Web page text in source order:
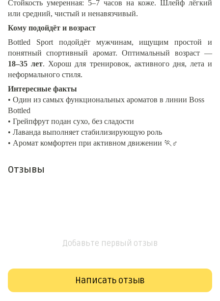
Стойкость умеренная: 5–7 часов на коже. Шлейф лёгкий
или средний, чистый и ненавязчивый.
Кому подойдёт и возраст
Bottled Sport подойдёт мужчинам, ищущим простой и
понятный спортивный аромат. Оптимальный возраст —
18–35 лет. Хорош для тренировок, активного дня, лета и
неформального стиля.
Интересные факты
• Один из самых функциональных ароматов в линии Boss
Bottled
• Грейпфрут подан сухо, без сладости
• Лаванда выполняет стабилизирующую роль
• Аромат комфортен при активном движении 🏃 ‍♂️
Отзывы
Добавьте первый отзыв
Написать отзыв